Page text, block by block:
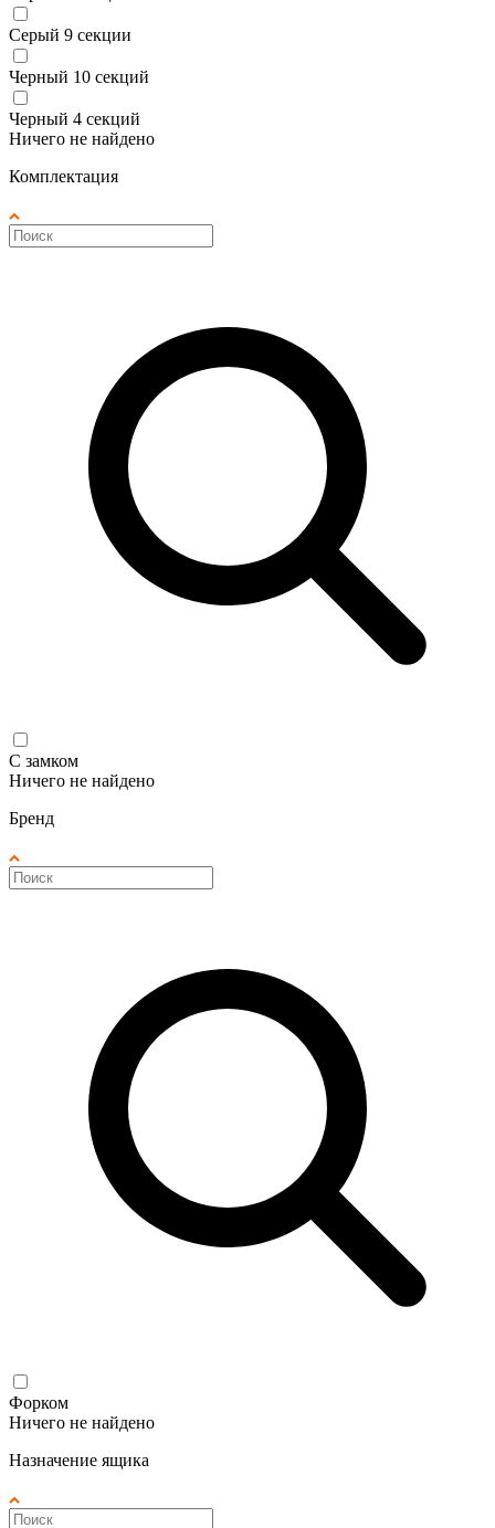
Серый 9 секции
Черный 10 секций
Черный 4 секций
Ничего не найдено
Комплектация
С замком
Ничего не найдено
Бренд
Форком
Ничего не найдено
Назначение ящика